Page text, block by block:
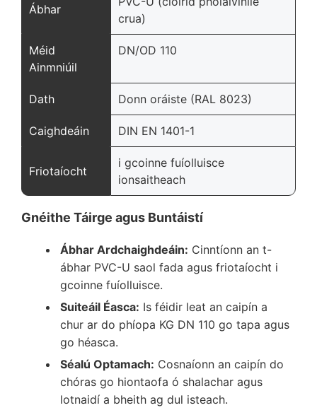
Ábhar
crua)
Méid
Ainmniúil
DN/OD 110
Dath Donn oráiste (RAL 8023)
Caighdeáin DIN EN 1401-1
Friotaíocht
i gcoinne fuíolluisce
ionsaitheach
Gnéithe Táirge agus Buntáistí
Ábhar Ardchaighdeáin: Cinntíonn an t-
ábhar PVC-U saol fada agus friotaíocht i
gcoinne fuíolluisce.
Suiteáil Éasca: Is féidir leat an caipín a
chur ar do phíopa KG DN 110 go tapa agus
go héasca.
Séalú Optamach: Cosnaíonn an caipín do
chóras go hiontaofa ó shalachar agus
lotnaidí a bheith ag dul isteach.